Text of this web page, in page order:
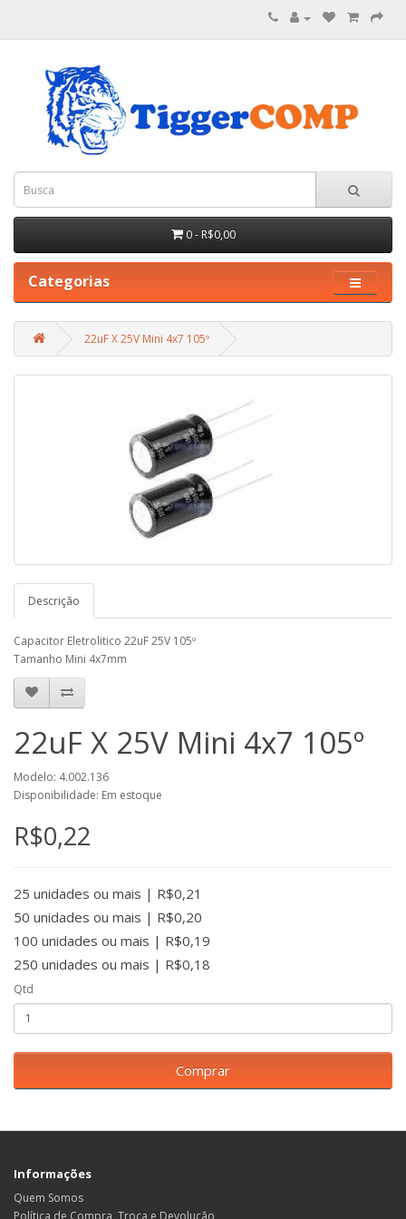
0 - R$0,00
Categorias
22uF X 25V Mini 4x7 105º
Descrição
Capacitor Eletrolitico 22uF 25V 105º
Tamanho Mini 4x7mm
22uF X 25V Mini 4x7 105º
Modelo: 4.002.136
Disponibilidade: Em estoque
R$0,22
25 unidades ou mais | R$0,21
50 unidades ou mais | R$0,20
100 unidades ou mais | R$0,19
250 unidades ou mais | R$0,18
Qtd
Comprar
Informações
Quem Somos
Política de Compra, Troca e Devolução